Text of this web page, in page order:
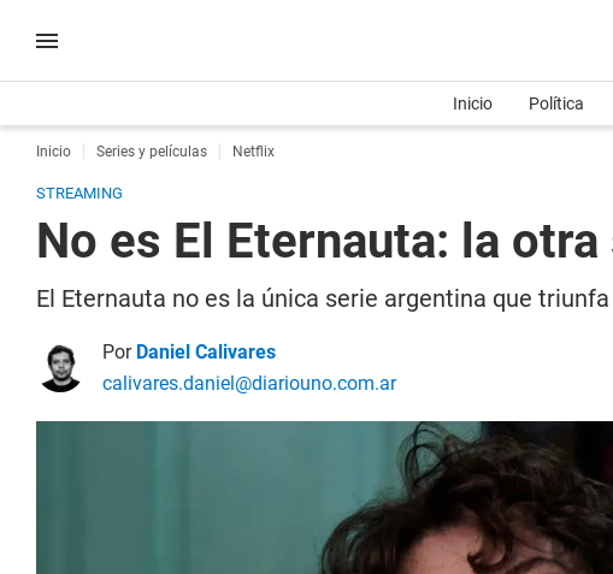
Inicio Política
Inicio Series y películas Netflix
STREAMING
No es El Eternauta: la
El Eternauta no es la única serie argentina que
Por Daniel Calivares
calivares.daniel@diariouno.com.ar